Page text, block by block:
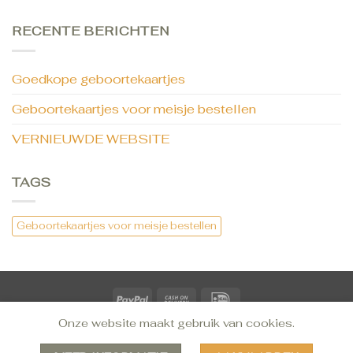
RECENTE BERICHTEN
Goedkope geboortekaartjes
Geboortekaartjes voor meisje bestellen
VERNIEUWDE WEBSITE
TAGS
Geboortekaartjes voor meisje bestellen
CONTACT
TROUWKAARTEN BESTELLEN
Onze website maakt gebruik van cookies.